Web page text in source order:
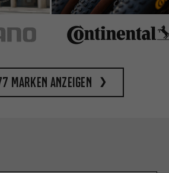
Marken anzeigen